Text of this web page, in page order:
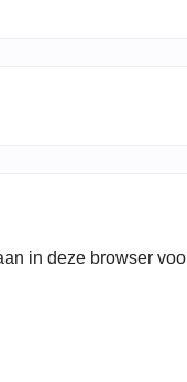
in deze browser